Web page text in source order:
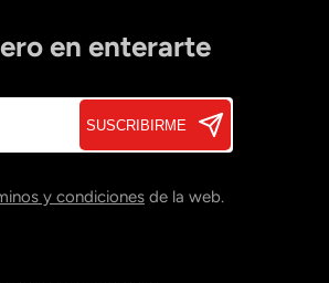
en enterarte
SUSCRIBIRME
y condiciones de la web.